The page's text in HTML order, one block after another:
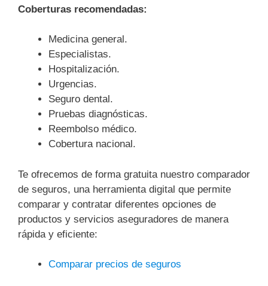
Coberturas recomendadas:
Medicina general.
Especialistas.
Hospitalización.
Urgencias.
Seguro dental.
Pruebas diagnósticas.
Reembolso médico.
Cobertura nacional.
Te ofrecemos de forma gratuita nuestro comparador
de seguros, una herramienta digital que permite
comparar y contratar diferentes opciones de
productos y servicios aseguradores de manera
rápida y eficiente:
Comparar precios de seguros